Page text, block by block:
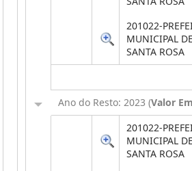
201022-
MUNICIPAL
SANTA ROSA
Ano do Resto: 2023 (Valor
201022-
MUNICIPAL
SANTA ROSA